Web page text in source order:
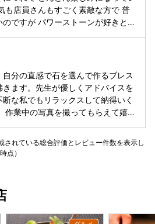
も店員さんもすごく素敵な方で 普
ですが パワーストーンが好きと言
丁寧に答えてもらえて とても安心
過ごせた30分でした！ あっという
幸せな体験ができました！ ありが
体験したいと思います！
分の直感で石を選んで作るブレス
ます。先生が優しくアドバイスを
な私でもリラックスして納得いく
作業中の写真を撮ってもらえて嬉し
もっと楽しいです✨ありがとうご
されている総合評価とレビュー件数を表示し
点）